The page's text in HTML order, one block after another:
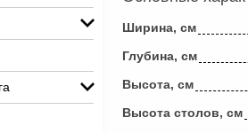
Ширина, см
Глубина, см
Высота, см
Высота столов, см